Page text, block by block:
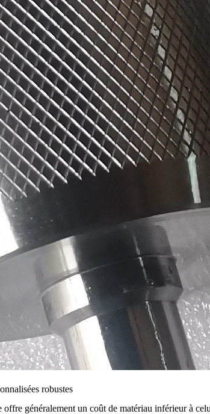
robustes
généralement un coût de matériau inférieur à